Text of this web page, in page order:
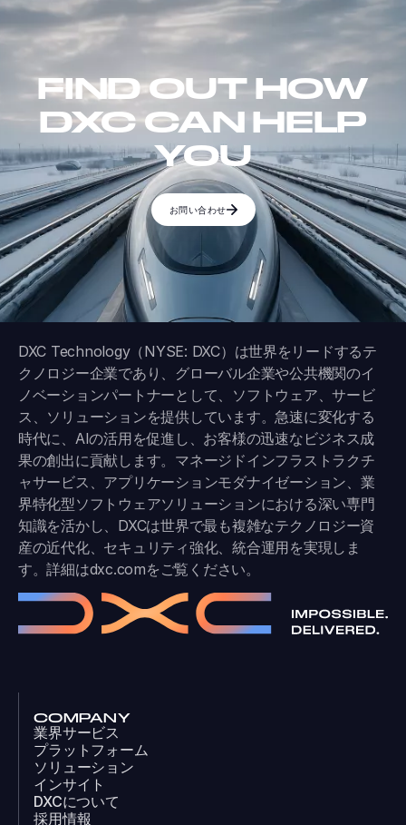
FIND OUT HOW
DXC CAN HELP
YOU
お問い合わせ
DXC Technology（NYSE: DXC）は世界をリードするテ
クノロジー企業であり、グローバル企業や公共機関のイ
ノベーションパートナーとして、ソフトウェア、サービ
ス、ソリューションを提供しています。急速に変化する
時代に、AIの活用を促進し、お客様の迅速なビジネス成
果の創出に貢献します。マネージドインフラストラクチ
ャサービス、アプリケーションモダナイゼーション、業
界特化型ソフトウェアソリューションにおける深い専門
知識を活かし、DXCは世界で最も複雑なテクノロジー資
産の近代化、セキュリティ強化、統合運用を実現しま
す。詳細はdxc.comをご覧ください。
COMPANY
業界サービス
プラットフォーム
ソリューション
インサイト
DXCについて
採用情報